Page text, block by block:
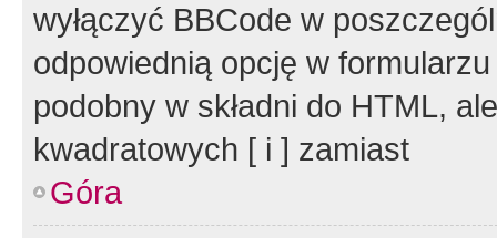
wyłączyć BBCode w
odpowiednią opcję w
podobny w składni do HTML,
kwadratowych [ i ] zamiast
Góra